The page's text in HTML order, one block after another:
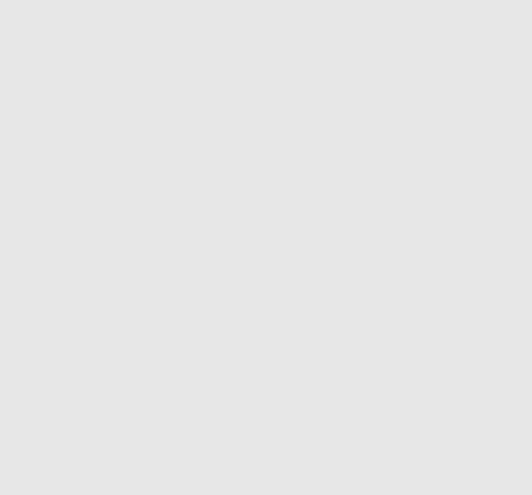
"Wir bringen Spaß und emo-
das Womad Festival, die
fünften Studioalbum und